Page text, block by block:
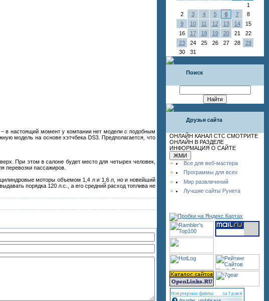
в настоящий момент у компании нет модели с подобным
модель на основе хэтчбека DS3. Предполагается, что
При этом в салоне будет место для четырех человек,
перевозки пассажиров.
моторы объемом 1,4 л и 1,6 л, но и новейший
порядка 120 л.с., а его средний расход топлива не
1
2
3 4 5 6 7
8
9
10 11 12 13 14
15
16
17 18 19 20 21
22
23
24 25 26 27 28
29
30
31
Поиск
Друзья сайта
ОНЛАЙН КАНАЛ СТС СМОТРИТЕ
ОНЛАЙН В РАЗДЕЛЕ
ИНФОРМАЦИЯ О САЙТЕ
Все для веб-мастера
Программы для всех
Мир развлечений
Лучшие сайты Рунета